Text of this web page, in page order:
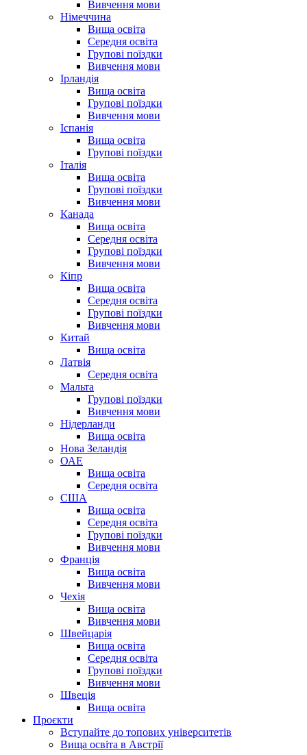
Вивчення мови
Німеччина
Вища освіта
Середня освіта
Групові поїздки
Вивчення мови
Ірландія
Вища освіта
Групові поїздки
Вивчення мови
Іспанія
Вища освіта
Групові поїздки
Італія
Вища освіта
Групові поїздки
Вивчення мови
Канада
Вища освіта
Середня освіта
Групові поїздки
Вивчення мови
Кіпр
Вища освіта
Середня освіта
Групові поїздки
Вивчення мови
Китай
Вища освіта
Латвія
Середня освіта
Мальта
Групові поїздки
Вивчення мови
Нідерланди
Вища освіта
Нова Зеландія
ОАЕ
Вища освіта
Середня освіта
США
Вища освіта
Середня освіта
Групові поїздки
Вивчення мови
Франція
Вища освіта
Вивчення мови
Чехія
Вища освіта
Вивчення мови
Швейцарія
Вища освіта
Середня освіта
Групові поїздки
Вивчення мови
Швеція
Вища освіта
Проєкти
Вступайте до топових університетів
Вища освіта в Австрії